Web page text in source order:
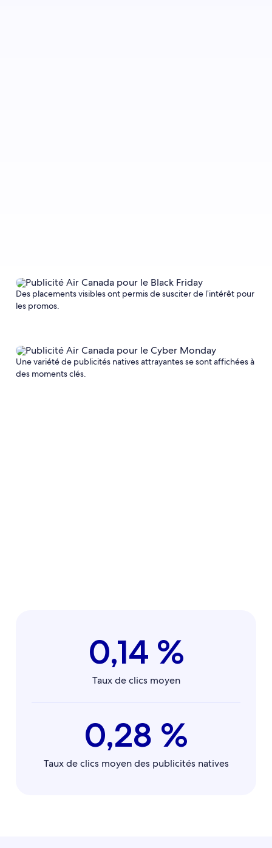
Des placements visibles ont permis de susciter de l’intérêt pour
les promos.
Une variété de publicités natives attrayantes se sont affichées à
des moments clés.
0,14 %
Taux de clics moyen
0,28 %
Taux de clics moyen des publicités natives